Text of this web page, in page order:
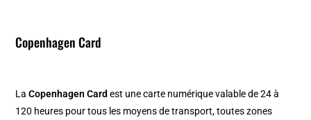
Copenhagen Card
LaCopenhagen Cardest une carte numérique valable de 24 à
120 heures pour tous les moyens de transport, toutes zones